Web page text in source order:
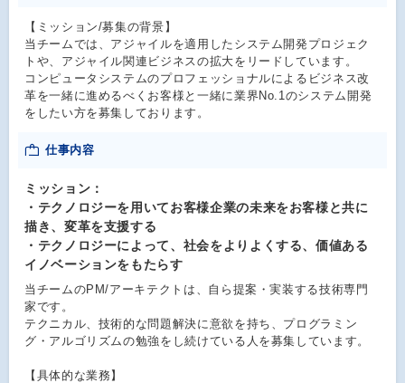
【ミッション/募集の背景】
当チームでは、アジャイルを適用したシステム開発プロジェク
トや、アジャイル関連ビジネスの拡大をリードしています。
コンピュータシステムのプロフェッショナルによるビジネス改
革を一緒に進めるべくお客様と一緒に業界No.1のシステム開発
をしたい方を募集しております。
仕事内容
ミッション：
・テクノロジーを用いてお客様企業の未来をお客様と共に
描き、変革を支援する
・テクノロジーによって、社会をよりよくする、価値ある
イノベーションをもたらす
当チームのPM/アーキテクトは、自ら提案・実装する技術専門
家です。
テクニカル、技術的な問題解決に意欲を持ち、プログラミン
グ・アルゴリズムの勉強をし続けている人を募集しています。
【具体的な業務】